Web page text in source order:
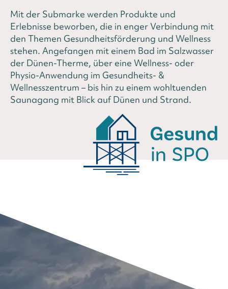
Mit der Submarke werden Produkte und
Erlebnisse beworben, die in enger Verbindung mit
den Themen Gesundheitsförderung und Wellness
stehen. Angefangen mit einem Bad im Salzwasser
der Dünen-Therme, über eine Wellness- oder
Physio-Anwendung im Gesundheits- &
Wellnesszentrum – bis hin zu einem wohltuenden
Saunagang mit Blick auf Dünen und Strand.